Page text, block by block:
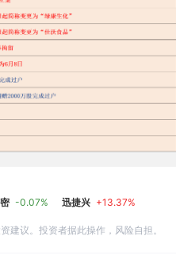
-0.07% 迅捷兴 +13.37%
建议。投资者据此操作，风险自担。